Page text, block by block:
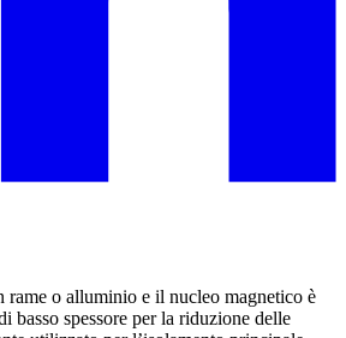
o alluminio e il nucleo magnetico è
basso spessore per la riduzione delle